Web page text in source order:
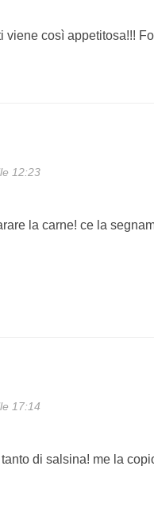
viene così appetitosa!!!
12:23
la carne! ce la
17:14
di salsina! me la